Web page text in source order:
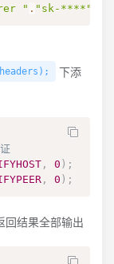
" . "sk-****"
下添
, 0 ) ;
, 0 ) ;
回结果全部输出